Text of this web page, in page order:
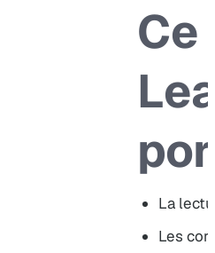
Ce
La
Les